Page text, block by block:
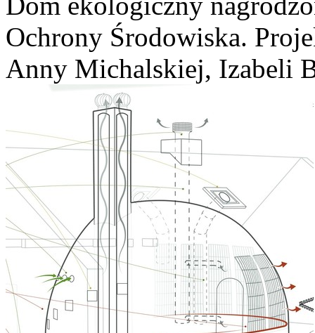
Ochrony Środowiska.
Anny Michalskiej, Izabeli